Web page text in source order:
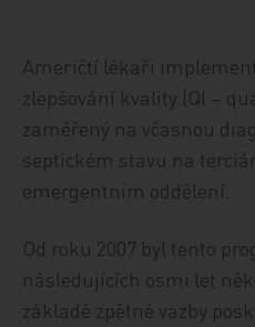
Američtí lékaři
zlepšování kvality (QI –
zaměřený na včasnou
septickém stavu na
emergentním oddělení.
Od roku 2007 byl tento
následujících osmi let
základě zpětné vazby